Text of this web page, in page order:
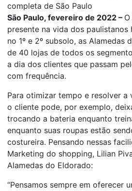
completa de São Paulo
São Paulo, fevereiro de 2022 –
presente na vida dos paulistanos
no 1º e 2º subsolo, as Alamedas
de 40 lojas de todos os
a dia dos clientes que passam
com frequência.
Para otimizar tempo e resolver a
o cliente pode, por exemplo,
trocando a bateria enquanto
enquanto suas roupas estão
costureira. Pensando nessas
Marketing do shopping, Lilian
Alamedas do Eldorado:
“Pensamos sempre em oferecer